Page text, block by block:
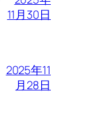
11月30日
2025年11
月28日